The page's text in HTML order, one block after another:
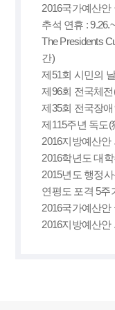
2016국가예산안
추석 연휴 :
The Presidents
간)
제51회 시민의
제96회 전국체전
제35회 전국장애
제115주년 독도(
2016지방예산안
2016학년도 대
2015년도 행정
연평도 포격 5주
2016국가예산안
2016지방예산안